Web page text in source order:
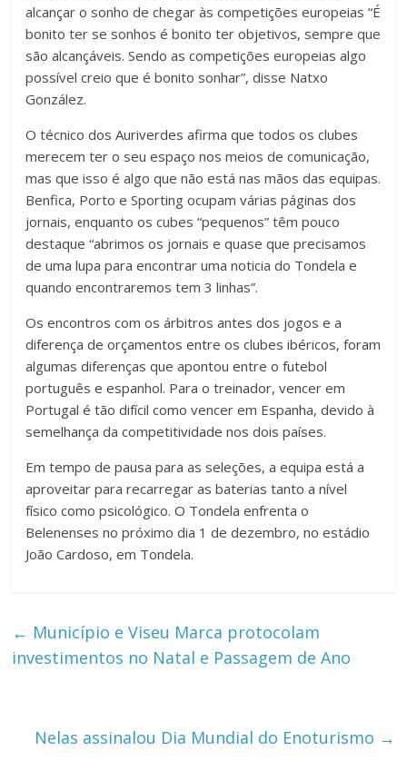
alcançar o sonho de chegar às competições europeias “É
bonito ter se sonhos é bonito ter objetivos, sempre que
são alcançáveis. Sendo as competições europeias algo
possível creio que é bonito sonhar”, disse Natxo
González.
O técnico dos Auriverdes afirma que todos os clubes
merecem ter o seu espaço nos meios de comunicação,
mas que isso é algo que não está nas mãos das equipas.
Benfica, Porto e Sporting ocupam várias páginas dos
jornais, enquanto os cubes “pequenos” têm pouco
destaque “abrimos os jornais e quase que precisamos
de uma lupa para encontrar uma noticia do Tondela e
quando encontraremos tem 3 linhas”.
Os encontros com os árbitros antes dos jogos e a
diferença de orçamentos entre os clubes ibéricos, foram
algumas diferenças que apontou entre o futebol
português e espanhol. Para o treinador, vencer em
Portugal é tão difícil como vencer em Espanha, devido à
semelhança da competitividade nos dois países.
Em tempo de pausa para as seleções, a equipa está a
aproveitar para recarregar as baterias tanto a nível
físico como psicológico. O Tondela enfrenta o
Belenenses no próximo dia 1 de dezembro, no estádio
João Cardoso, em Tondela.
← Município e Viseu Marca protocolam
investimentos no Natal e Passagem de Ano
Nelas assinalou Dia Mundial do Enoturismo →